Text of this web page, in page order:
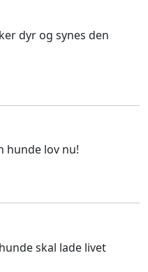
dyr og synes den
hunde lov nu!
skal lade livet